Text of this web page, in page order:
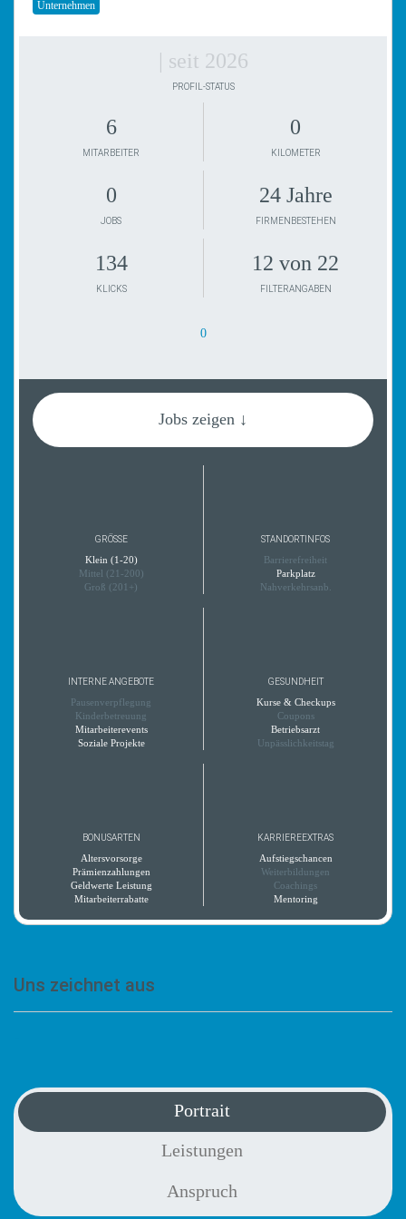
Unternehmen
| seit 2026
PROFIL-STATUS
6
MITARBEITER
0
KILOMETER
0
JOBS
24 Jahre
FIRMENBESTEHEN
134
KLICKS
12 von 22
FILTERANGABEN
0
Jobs zeigen ↓
GRÖSSE
Klein (1-20)
Mittel (21-200)
Groß (201+)
STANDORTINFOS
Barrierefreiheit
Parkplatz
Nahverkehrsanb.
INTERNE ANGEBOTE
Pausenverpflegung
Kinderbetreuung
Mitarbeiterevents
Soziale Projekte
GESUNDHEIT
Kurse & Checkups
Coupons
Betriebsarzt
Unpässlichkeitstag
BONUSARTEN
Altersvorsorge
Prämienzahlungen
Geldwerte Leistung
Mitarbeiterrabatte
KARRIEREEXTRAS
Aufstiegschancen
Weiterbildungen
Coachings
Mentoring
Uns zeichnet aus
Portrait
Leistungen
Anspruch